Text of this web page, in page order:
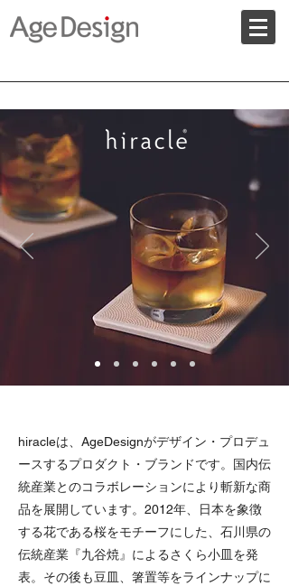
hiracleは、AgeDesignがデザイン・プロデュ
ースするプロダクト・ブランドです。国内伝
統産業とのコラボレーションにより斬新な商
品を展開しています。2012年、日本を象徴
する花である桜をモチーフにした、石川県の
伝統産業『九谷焼』によるさくら小皿を発
表。その後も豆皿、箸置等をラインナップに